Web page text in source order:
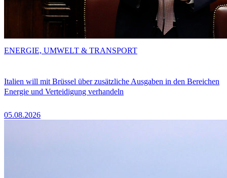
Italien will mit Brüssel über zusätzliche Ausgaben in den Bereichen
Energie und Verteidigung verhandeln
05.08.2026
ENERGIE, UMWELT & TRANSPORT